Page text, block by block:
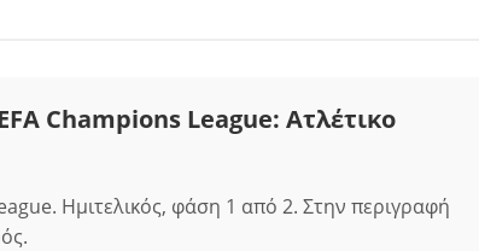
Champions League: Ατλέτικο
Hμιτελικός, φάση 1 από 2. Στην περιγραφή